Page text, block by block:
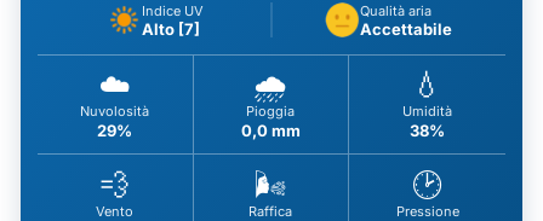
Indice UV
Alto [7]
Qualità aria
Accettabile
☁️
Nuvolosità
29%
🌧️
Pioggia
0,0 mm
💧
Umidità
38%
💨
Vento
🌬️
Raffica
🕑
Pressione